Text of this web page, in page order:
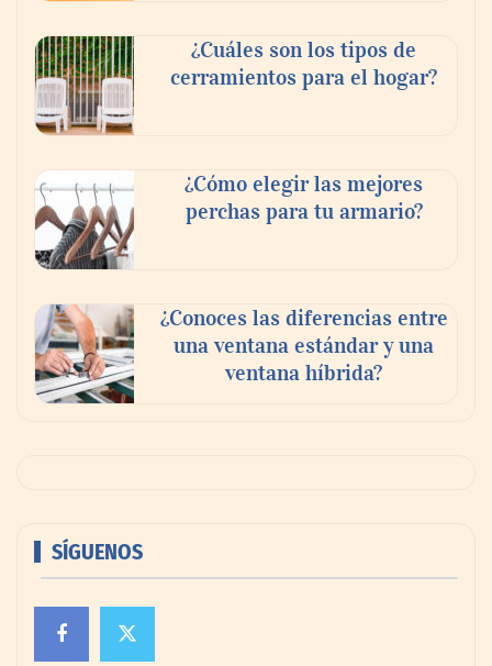
¿Cuáles son los tipos de
cerramientos para el hogar?
¿Cómo elegir las mejores
perchas para tu armario?
¿Conoces las diferencias entre
una ventana estándar y una
ventana híbrida?
SÍGUENOS